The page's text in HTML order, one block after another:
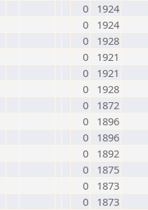
0
1924
0
1924
0
1928
0
1921
0
1921
0
1928
0
1872
0
1896
0
1896
0
1892
0
1875
0
1873
0
1873